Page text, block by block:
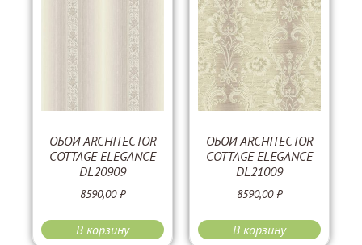
ОБОИ ARCHITECTOR
COTTAGE ELEGANCE
DL20909
8590,00₽
В корзину
ОБОИ ARCHITECTOR
COTTAGE ELEGANCE
DL21009
8590,00₽
В корзину